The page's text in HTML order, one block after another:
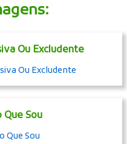
Ou Excludente
Que Sou